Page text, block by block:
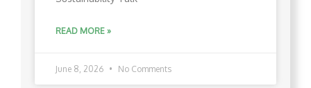
READ MORE »
June 8, 2026 No Comments